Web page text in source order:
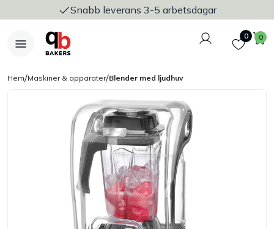
Snabb leverans 3-5 arbetsdagar
Logga in
Favoriter
0 0
Bakers Pureline
Bageriplåtar & bakformar
Stickvagnar & transport
Hem/Maskiner & apparater/Blender med ljudhuv